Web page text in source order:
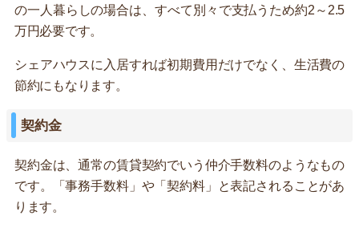
の一人暮らしの場合は、すべて別々で支払うため約2～2.5
万円必要です。
シェアハウスに入居すれば初期費用だけでなく、生活費の
節約にもなります。
契約金
契約金は、通常の賃貸契約でいう仲介手数料のようなもの
です。「事務手数料」や「契約料」と表記されることがあ
ります。